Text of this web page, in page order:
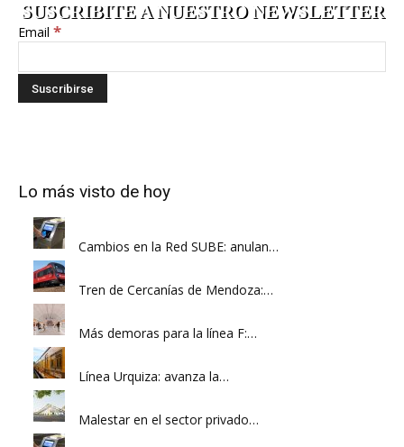
SUSCRIBITE A NUESTRO NEWSLETTER
Email *
Lo más visto de hoy
Cambios en la Red SUBE: anulan…
Tren de Cercanías de Mendoza:…
Más demoras para la línea F:…
Línea Urquiza: avanza la…
Malestar en el sector privado…